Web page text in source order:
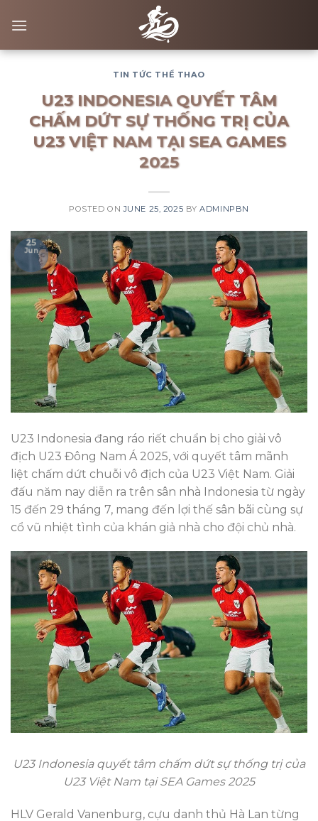
TIN TỨC THỂ THAO
U23 INDONESIA QUYẾT TÂM
CHẤM DỨT SỰ THỐNG TRỊ CỦA
U23 VIỆT NAM TẠI SEA GAMES
2025
POSTED ONJUNE 25, 2025 BYADMINPBN
25
Jun
U23 Indonesia đang ráo riết chuẩn bị cho giải vô
địch U23 Đông Nam Á 2025, với quyết tâm mãnh
liệt chấm dứt chuỗi vô địch của U23 Việt Nam. Giải
đấu năm nay diễn ra trên sân nhà Indonesia từ ngày
15 đến 29 tháng 7, mang đến lợi thế sân bãi cùng sự
cổ vũ nhiệt tình của khán giả nhà cho đội chủ nhà.
U23 Indonesia quyết tâm chấm dứt sự thống trị của
U23 Việt Nam tại SEA Games 2025
HLV Gerald Vanenburg, cựu danh thủ Hà Lan từng